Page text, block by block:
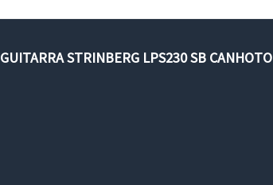
GUITARRA STRINBERG LPS230 SB CANHOTO